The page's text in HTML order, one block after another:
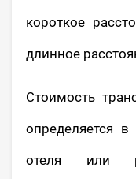
короткое
длинное
Стоимость
определяется
отеля или